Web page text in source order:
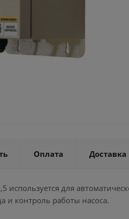
Оплата Доставка
используется для
и контроль работы насоса.